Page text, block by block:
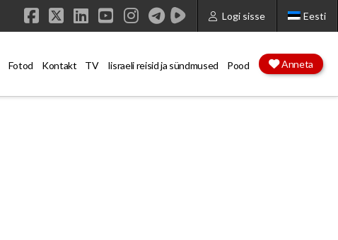
Logi sisse Eesti
Facebook
X LinkedIn
YouTube
Instagram
Fotod Kontakt TV Iisraeli reisid ja sündmused Pood Anneta